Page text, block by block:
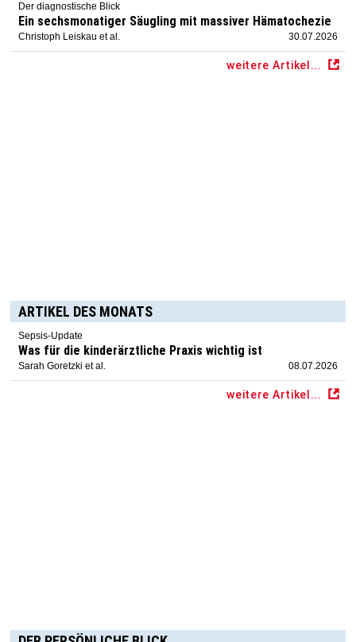
Der diagnostische Blick
Ein sechsmonatiger Säugling mit massiver Hämatochezie
Christoph Leiskau et al. 30.07.2026
weitere Artikel...
ARTIKEL DES MONATS
Sepsis-Update
Was für die kinderärztliche Praxis wichtig ist
Sarah Goretzki et al. 08.07.2026
weitere Artikel...